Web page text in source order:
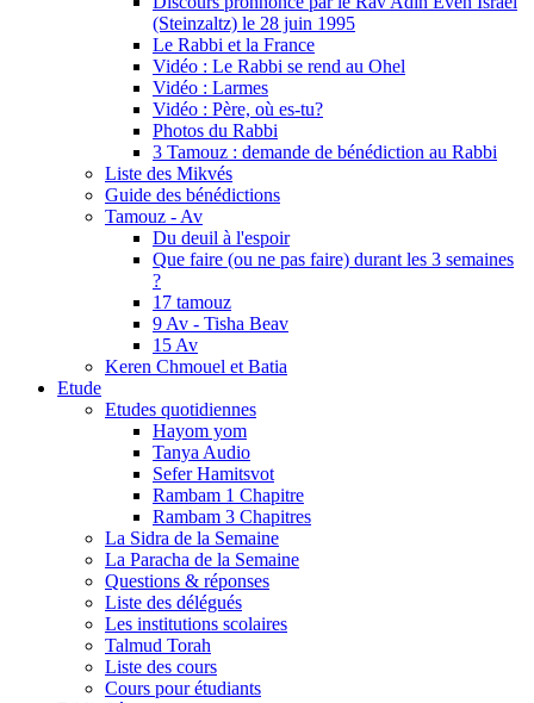
(Steinzaltz) le 28 juin 1995
Le Rabbi et la France
Vidéo : Le Rabbi se rend au Ohel
Vidéo : Larmes
Vidéo : Père, où es-tu?
Photos du Rabbi
3 Tamouz : demande de bénédiction au Rabbi
Liste des Mikvés
Guide des bénédictions
Tamouz - Av
Du deuil à l'espoir
Que faire (ou ne pas faire) durant les 3 semaines
?
17 tamouz
9 Av - Tisha Beav
15 Av
Keren Chmouel et Batia
Etude
Etudes quotidiennes
Hayom yom
Tanya Audio
Sefer Hamitsvot
Rambam 1 Chapitre
Rambam 3 Chapitres
La Sidra de la Semaine
La Paracha de la Semaine
Questions & réponses
Liste des délégués
Les institutions scolaires
Talmud Torah
Liste des cours
Cours pour étudiants